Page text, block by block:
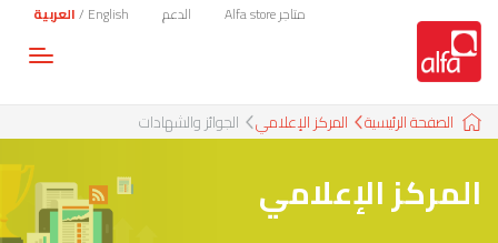
English
/العربية الدعم متاجر Alfa store
الصفحة الرئيسية
المركز الإعلامي الجوائز والشهادات
المركز الإعلامي